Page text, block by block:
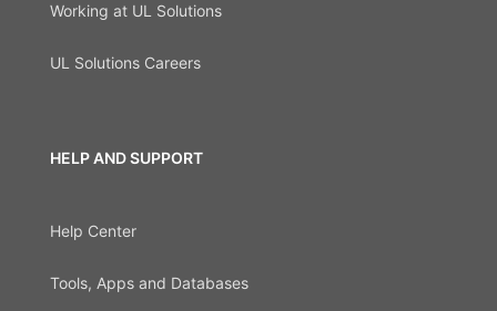
Working at UL Solutions
UL Solutions Careers
HELP AND SUPPORT
Help Center
Tools, Apps and Databases